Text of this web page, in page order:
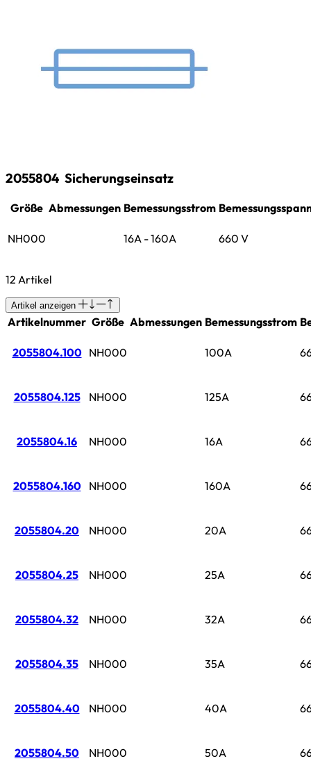
2055804 Sicherungseinsatz
Größe Abmessungen Bemessungsstrom
NH000 16A - 160A 660 V
12 Artikel
Artikel anzeigen
Artikelnummer Größe Abmessungen Bemessungsstrom
2055804.100 NH000 100A
2055804.125 NH000 125A
2055804.16 NH000 16A
2055804.160 NH000 160A
2055804.20 NH000 20A
2055804.25 NH000 25A
2055804.32 NH000 32A
2055804.35 NH000 35A
2055804.40 NH000 40A
2055804.50 NH000 50A